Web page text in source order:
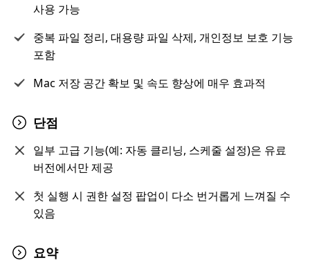
사용 가능
중복 파일 정리, 대용량 파일 삭제, 개인정보 보호 기능
포함
Mac 저장 공간 확보 및 속도 향상에 매우 효과적
단점
일부 고급 기능(예: 자동 클리닝, 스케줄 설정)은 유료
버전에서만 제공
첫 실행 시 권한 설정 팝업이 다소 번거롭게 느껴질 수
있음
요약